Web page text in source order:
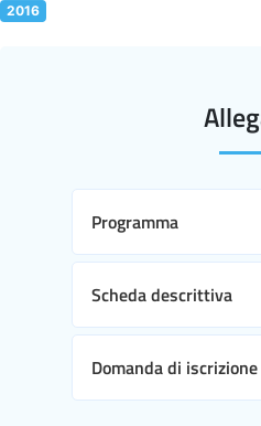
2016
Programma
Scheda descrittiva
Domanda di iscrizione